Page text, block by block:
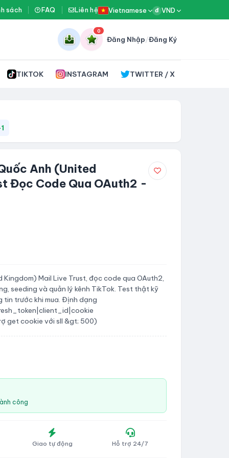
sách FAQ Liên hệ Vietnamese đ VND
0
Đăng Nhập/Đăng Ký
TIKTOK INSTAGRAM TWITTER / X
Anh (United
Đọc Code Qua OAuth2 -
Mail Live Trust, đọc code qua OAuth2,
seeding và quản lý kênh TikTok. Test thật kỹ
tin trước khi mua. Định dạng
get cookie với sll &gt; 500)
công
Giao tự động Hỗ trợ 24/7